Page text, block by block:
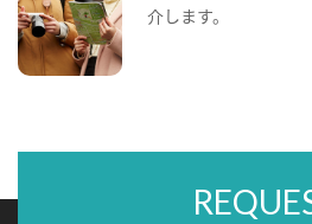
介します。